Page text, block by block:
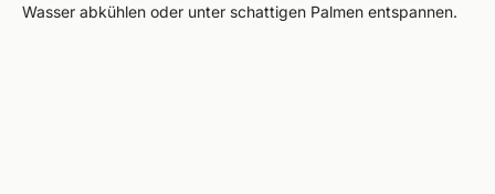
Wasser abkühlen oder unter schattigen Palmen entspannen.